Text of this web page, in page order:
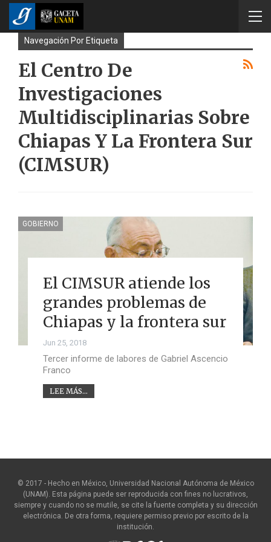
Navegación Por Etiqueta
El Centro De
Investigaciones
Multidisciplinarias Sobre
Chiapas Y La Frontera Sur
(CIMSUR)
GOBIERNO
El CIMSUR atiende los
grandes problemas de
Chiapas y la frontera sur
Jun 25, 2018
Tercer informe de labores de Gabriel Ascencio
Franco
LEE MÁS...
© 2017 - Hecho en México, Universidad Nacional Autónoma de México
(UNAM). Esta página puede ser reproducida con fines no lucrativos,
siempre y cuando no se mutile, se cite la fuente completa y su dirección
electrónica. De otra forma, requiere permiso previo por escrito de la
institución.